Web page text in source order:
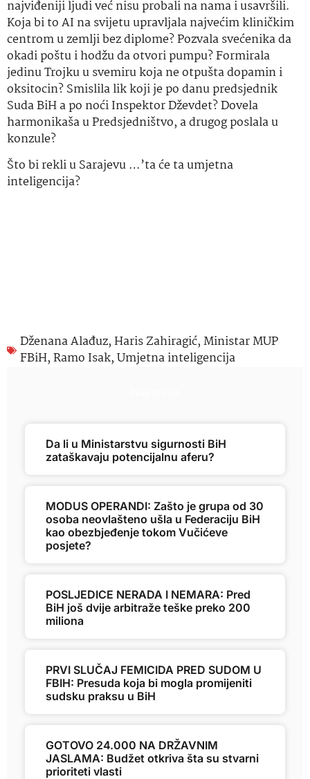
najviđeniji ljudi već nisu probali na nama i usavršili.
Koja bi to AI na svijetu upravljala najvećim kliničkim
centrom u zemlji bez diplome? Pozvala svećenika da
okadi poštu i hodžu da otvori pumpu? Formirala
jedinu Trojku u svemiru koja ne otpušta dopamin i
oksitocin? Smislila lik koji je po danu predsjednik
Suda BiH a po noći Inspektor Dževdet? Dovela
harmonikaša u Predsjedništvo, a drugog poslala u
konzule?
Što bi rekli u Sarajevu …’ta će ta umjetna
inteligencija?
Dženana Alađuz,Haris Zahiragić,Ministar MUP
FBiH,Ramo Isak,Umjetna inteligencija
Da li u Ministarstvu sigurnosti BiH
zataškavaju potencijalnu aferu?
MODUS OPERANDI: Zašto je grupa od 30
osoba neovlašteno ušla u Federaciju BiH
kao obezbjeđenje tokom Vučićeve
posjete?
POSLJEDICE NERADA I NEMARA: Pred
BiH još dvije arbitraže teške preko 200
miliona
PRVI SLUČAJ FEMICIDA PRED SUDOM U
FBIH: Presuda koja bi mogla promijeniti
sudsku praksu u BiH
GOTOVO 24.000 NA DRŽAVNIM
JASLAMA: Budžet otkriva šta su stvarni
prioriteti vlasti